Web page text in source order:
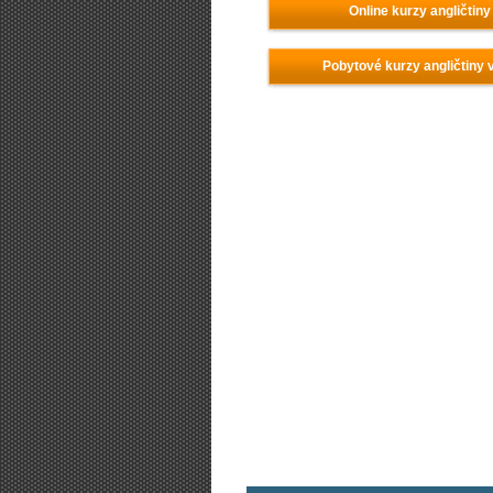
Online kurzy angličtiny
Pobytové kurzy angličtiny